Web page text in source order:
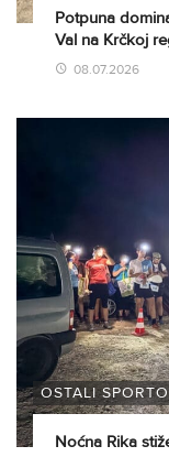
Potpuna
Val na Krčkoj
08.07.2026
OSTALI
Noćna Rika